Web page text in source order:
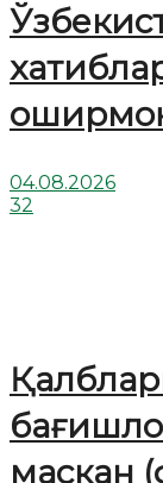
04.08.2026
32
маскан